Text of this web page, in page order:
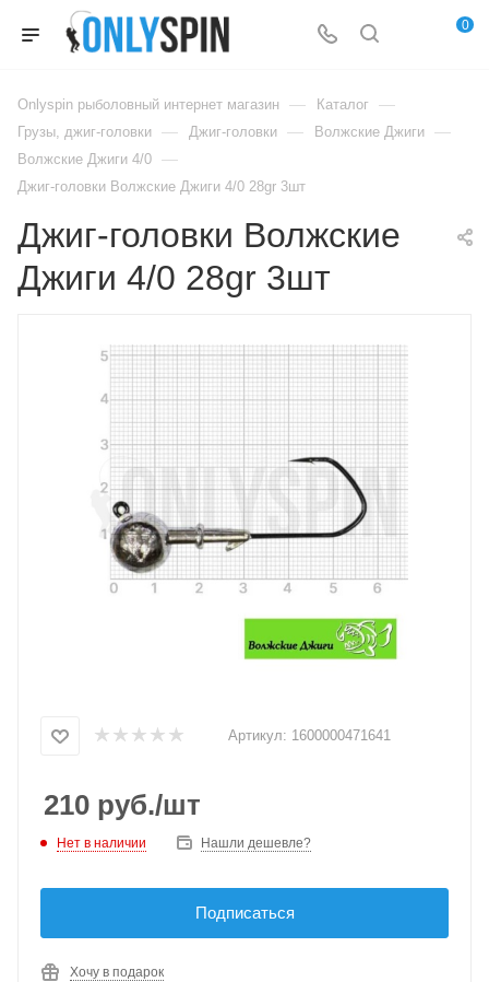
0
Onlyspin рыболовный интернет магазин — Каталог —
Грузы, джиг-головки — Джиг-головки — Волжские Джиги —
Волжские Джиги 4/0 —
Джиг-головки Волжские Джиги 4/0 28gr 3шт
Джиг-головки Волжские
Джиги 4/0 28gr 3шт
Артикул: 1600000471641
210 руб./шт
Нет в наличии Нашли дешевле?
Подписаться
Хочу в подарок